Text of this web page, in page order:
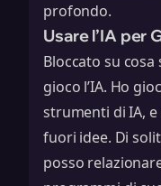
profondo.
Usare l’IA per
Bloccato su cosa
gioco l’IA. Ho
strumenti di IA,
fuori idee. Di
posso